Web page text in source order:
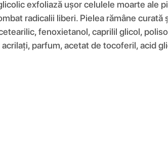
exfoliază ușor celulele moarte ale
radicalii liberi. Pielea rămâne
fenoxietanol, caprilil glicol,
parfum, acetat de tocoferil, acid